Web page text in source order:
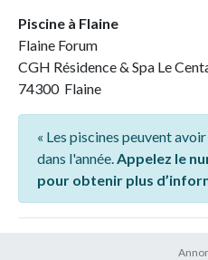
Piscine à Flaine
Flaine Forum
CGH Résidence & Spa Le
74300 Flaine
« Les piscines peuvent
dans l'année.Appelez le
pour obtenir plus